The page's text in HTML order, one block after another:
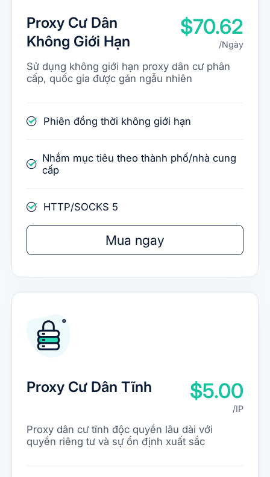
Proxy Cư Dân
Không Giới Hạn
$70.62
/Ngày
Sử dụng không giới hạn proxy dân cư phân
cấp, quốc gia được gán ngẫu nhiên
Phiên đồng thời không giới hạn
Nhắm mục tiêu theo thành phố/nhà cung
cấp
HTTP/SOCKS 5
Mua ngay
Proxy Cư Dân Tĩnh $5.00
/IP
Proxy dân cư tĩnh độc quyền lâu dài với
quyền riêng tư và sự ổn định xuất sắc